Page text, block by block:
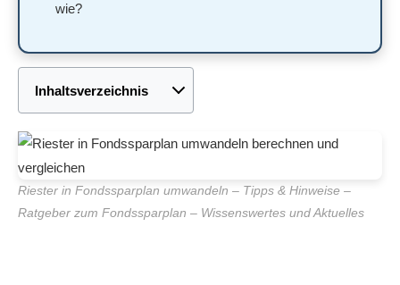
wie?
Inhaltsverzeichnis
Riester in Fondssparplan umwandeln – Tipps & Hinweise –
Ratgeber zum Fondssparplan – Wissenswertes und Aktuelles